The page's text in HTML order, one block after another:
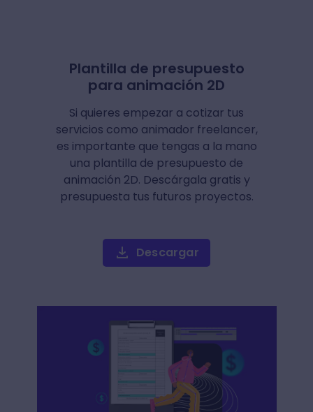
Plantilla de presupuesto
para animación 2D
Si quieres empezar a cotizar tus
servicios como animador freelancer,
es importante que tengas a la mano
una plantilla de presupuesto de
animación 2D. Descárgala gratis y
presupuesta tus futuros proyectos.
Descargar